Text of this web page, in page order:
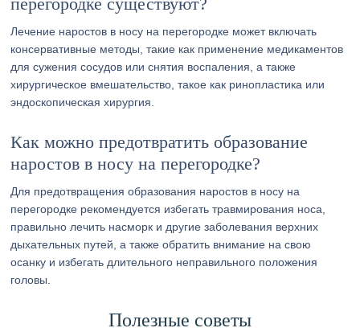
Лечение наростов в носу на перегородке может включать
консервативные методы, такие как применение медикаментов
для сужения сосудов или снятия воспаления, а также
хирургическое вмешательство, такое как ринопластика или
эндоскопическая хирургия.
Как можно предотвратить образование
наростов в носу на перегородке?
Для предотвращения образования наростов в носу на
перегородке рекомендуется избегать травмирования носа,
правильно лечить насморк и другие заболевания верхних
дыхательных путей, а также обратить внимание на свою
осанку и избегать длительного неправильного положения
головы.
Полезные советы